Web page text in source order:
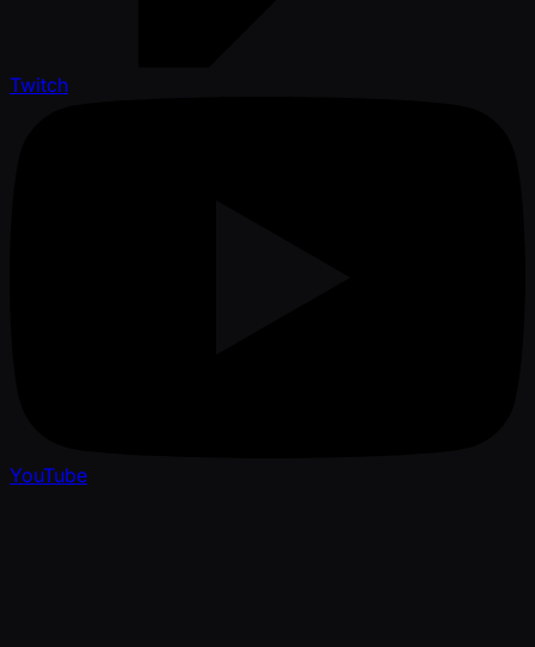
Twitch
YouTube